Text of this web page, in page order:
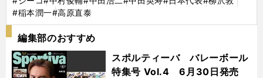
#稲本潤一#高原直泰
編集部のおすすめ
スポルティーバ バレーボール
特集号 Vol.4 6月30日発売